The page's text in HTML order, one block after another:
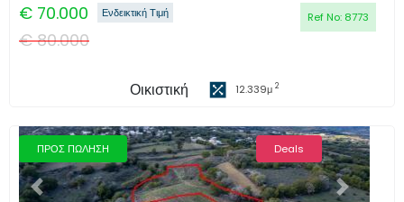
€ 70.000 Ref No: 8773
Ενδεικτική Τιμή
€80.000
Οικιστική 12.339μ 2
ΠΡΟΣ ΠΩΛΗΣΗ Deals
Προηγούμενο Επόμενο